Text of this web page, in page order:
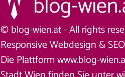
© blog-wien.at - All rights
Responsive Webdesign &
Die Plattform www.blog-